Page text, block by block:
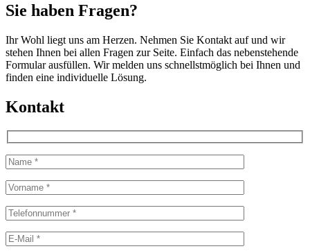
Sie haben Fragen?
Ihr Wohl liegt uns am Herzen. Nehmen Sie Kontakt auf und wir
stehen Ihnen bei allen Fragen zur Seite. Einfach das nebenstehende
Formular ausfüllen. Wir melden uns schnellstmöglich bei Ihnen und
finden eine individuelle Lösung.
Kontakt